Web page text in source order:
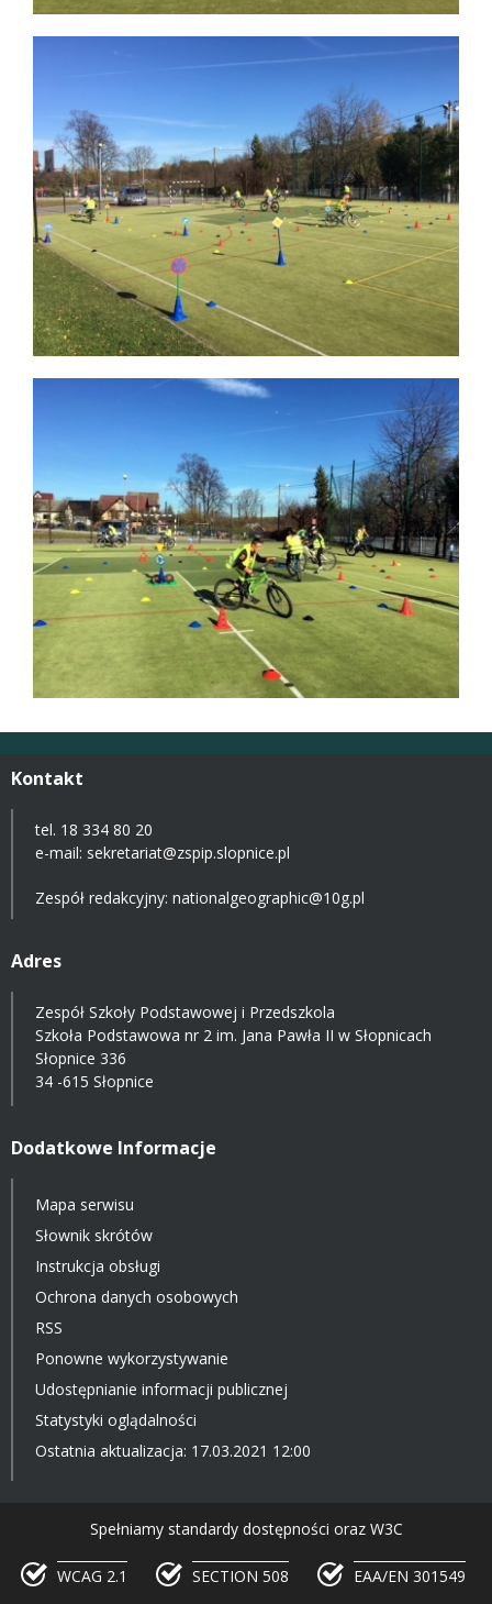
Kontakt
tel. 18 334 80 20
e-mail: sekretariat@zspip.slopnice.pl
Zespół redakcyjny: nationalgeographic@10g.pl
Adres
Zespół Szkoły Podstawowej i Przedszkola
Szkoła Podstawowa nr 2 im. Jana Pawła II w Słopnicach
Słopnice 336
34 -615 Słopnice
Dodatkowe Informacje
Mapa serwisu
Słownik skrótów
Instrukcja obsługi
Ochrona danych osobowych
RSS
Ponowne wykorzystywanie
Udostępnianie informacji publicznej
Statystyki oglądalności
Ostatnia aktualizacja: 17.03.2021 12:00
Spełniamy standardy dostępności oraz W3C
WCAG 2.1 SECTION 508 EAA/EN 301549